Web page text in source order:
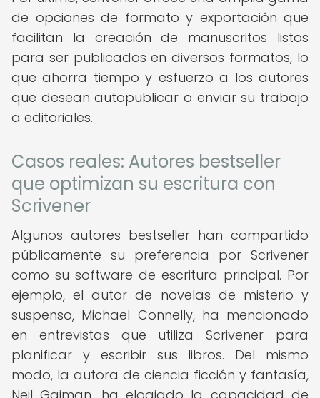
de opciones de formato y exportación que
facilitan la creación de manuscritos listos
para ser publicados en diversos formatos, lo
que ahorra tiempo y esfuerzo a los autores
que desean autopublicar o enviar su trabajo
a editoriales.
Casos reales: Autores bestseller
que optimizan su escritura con
Scrivener
Algunos autores bestseller han compartido
públicamente su preferencia por Scrivener
como su software de escritura principal. Por
ejemplo, el autor de novelas de misterio y
suspenso, Michael Connelly, ha mencionado
en entrevistas que utiliza Scrivener para
planificar y escribir sus libros. Del mismo
modo, la autora de ciencia ficción y fantasía,